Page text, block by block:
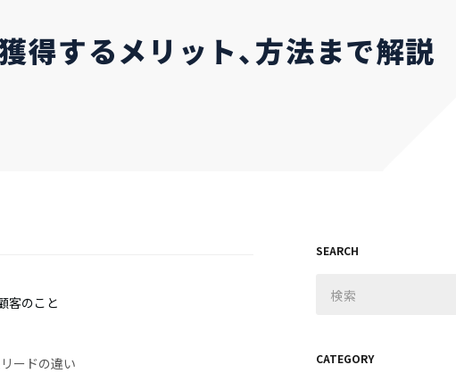
得するメリット、方法まで解説
客のこと
ードの違い
SEARCH
CATEGORY